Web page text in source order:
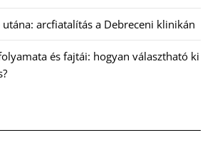
arcfiatalítás a Debreceni klinikán
és fajtái: hogyan választható ki